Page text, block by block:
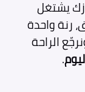
يشتغل
رنة واحدة
الراحة
.